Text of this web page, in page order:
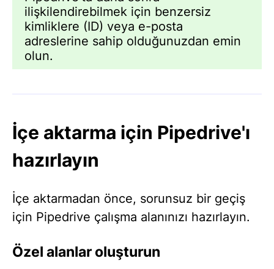
ilişkilendirebilmek için benzersiz
kimliklere (ID) veya e-posta
adreslerine sahip olduğunuzdan emin
olun.
İçe aktarma için Pipedrive'ı
hazırlayın
İçe aktarmadan önce, sorunsuz bir geçiş
için Pipedrive çalışma alanınızı hazırlayın.
Özel alanlar oluşturun